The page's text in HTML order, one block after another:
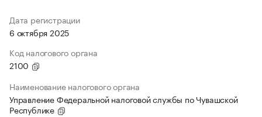
Дата регистрации
6 октября 2025
Код налогового органа
2100
Наименование налогового органа
Управление Федеральной налоговой службы по Чувашской
Республике